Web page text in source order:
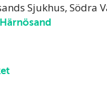
Sjukhus, Södra
Härnösand